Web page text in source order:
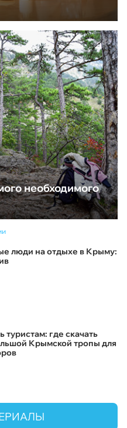
необходимого
люди на отдыхе в Крыму:
туристам: где скачать
Крымской тропы для